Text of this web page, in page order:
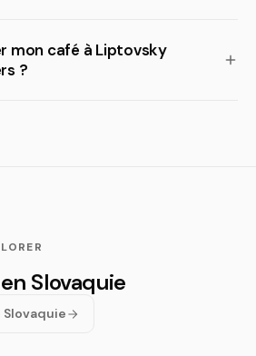
mon café à Liptovsky
?
Slovaquie
Slovaquie